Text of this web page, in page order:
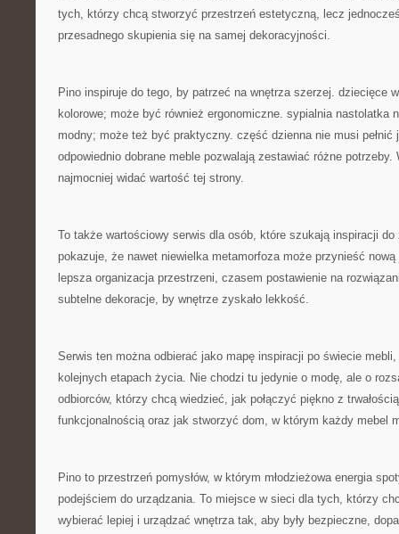
tych, którzy chcą stworzyć przestrzeń estetyczną, lecz
przesadnego skupienia się na samej dekoracyjności.
Pino inspiruje do tego, by patrzeć na wnętrza szerzej. dziecięce
kolorowe; może być również ergonomiczne. sypialnia nastolatka
modny; może też być praktyczny. część dzienna nie musi pełnić
odpowiednio dobrane meble pozwalają zestawiać różne potrzeby.
najmocniej widać wartość tej strony.
To także wartościowy serwis dla osób, które szukają inspiracji
pokazuje, że nawet niewielka metamorfoza może przynieść
lepsza organizacja przestrzeni, czasem postawienie na
subtelne dekoracje, by wnętrze zyskało lekkość.
Serwis ten można odbierać jako mapę inspiracji po świecie
kolejnych etapach życia. Nie chodzi tu jedynie o modę, ale o
odbiorców, którzy chcą wiedzieć, jak połączyć piękno z
funkcjonalnością oraz jak stworzyć dom, w którym każdy mebel
Pino to przestrzeń pomysłów, w którym młodzieżowa energia
podejściem do urządzania. To miejsce w sieci dla tych, którzy
wybierać lepiej i urządzać wnętrza tak, aby były bezpieczne,